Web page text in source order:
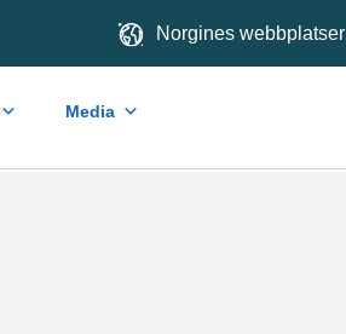
Norgines webbplatser
Media